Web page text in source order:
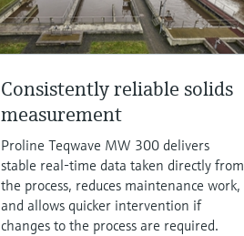
Consistently reliable solids
measurement
Proline Teqwave MW 300 delivers
stable real-time data taken directly from
the process, reduces maintenance work,
and allows quicker intervention if
changes to the process are required.